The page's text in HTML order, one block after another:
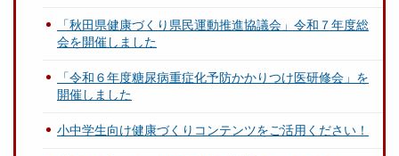
「秋田県健康づくり県民運動推進協議会」令和７年度総
会を開催しました
「令和６年度糖尿病重症化予防かかりつけ医研修会」を
開催しました
小中学生向け健康づくりコンテンツをご活用ください！